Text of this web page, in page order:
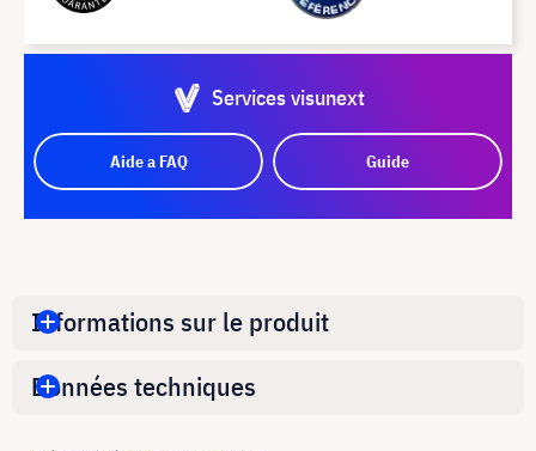
Services visunext
Aide a FAQ Guide
Informations sur le produit
Données techniques